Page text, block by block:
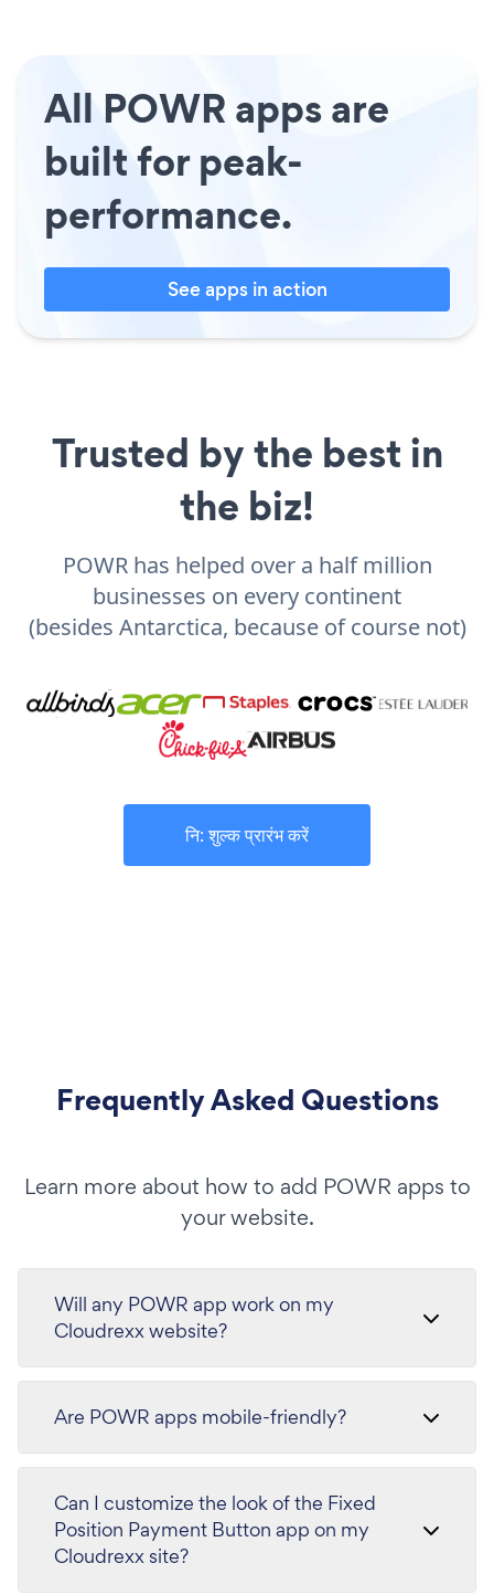
All POWR apps are
built for peak-
performance.
See apps in action
Trusted by the best in
the biz!
POWR has helped over a half million
businesses on every continent
(besides Antarctica, because of course not)
नि: शुल्क प्रारंभ करें
Frequently Asked Questions
Learn more about how to add POWR apps to
your website.
Will any POWR app work on my
Cloudrexx website?
Are POWR apps mobile-friendly?
Can I customize the look of the Fixed
Position Payment Button app on my
Cloudrexx site?